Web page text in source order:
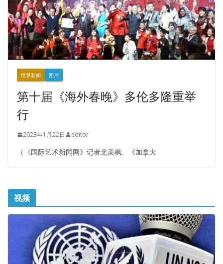
世界新闻 图片
第十届《海外春晚》多伦多隆重举
行
2023年1月22日 editor
（《国际艺术新闻网》记者北美枫、《加拿大
视频